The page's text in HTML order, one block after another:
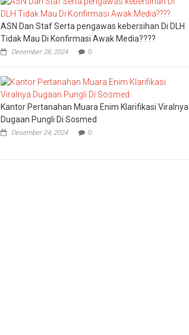
ASN Dan Staf Serta pengawas kebersihan Di DLH
Tidak Mau Di Konfirmasi Awak Media????
Desember 28, 2024 0
Kantor Pertanahan Muara Enim Klarifikasi Viralnya
Dugaan Pungli Di Sosmed
Desember 24, 2024 0